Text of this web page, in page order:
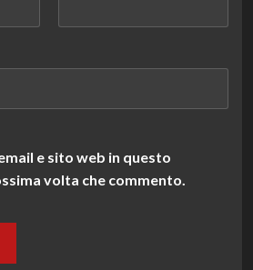
e sito web in questo
volta che commento.